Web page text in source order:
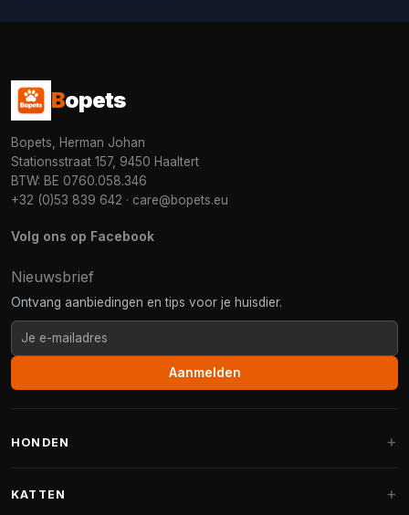
Bopets
Bopets, Herman Johan
Stationsstraat 157, 9450 Haaltert
BTW: BE 0760.058.346
+32 (0)53 839 642 · care@bopets.eu
Volg ons op Facebook
Nieuwsbrief
Ontvang aanbiedingen en tips voor je huisdier.
Aanmelden
HONDEN
KATTEN